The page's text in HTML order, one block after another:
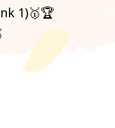
1)🥇🏆